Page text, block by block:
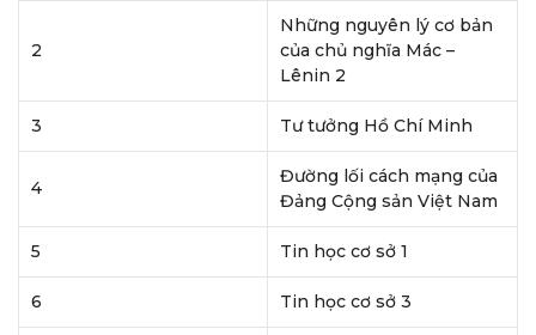
2
Những nguyên lý cơ bản
của chủ nghĩa Mác –
Lênin 2
3 Tư tưởng Hồ Chí Minh
4
Đường lối cách mạng của
Đảng Cộng sản Việt Nam
5 Tin học cơ sở 1
6 Tin học cơ sở 3